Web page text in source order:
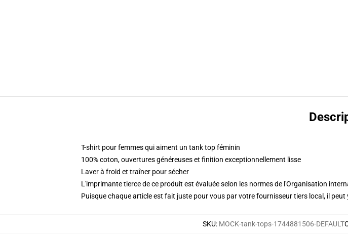
T-shirt pour femmes qui aiment un tank top féminin
100% coton, ouvertures généreuses et finition exceptionnellement lisse
Laver à froid et traîner pour sécher
L'imprimante tierce de ce produit est évaluée selon les normes de l'Organisation
Puisque chaque article est fait juste pour vous par votre fournisseur tiers local, il
SKU: MOCK-tank-tops-1744881506-DEFAULT